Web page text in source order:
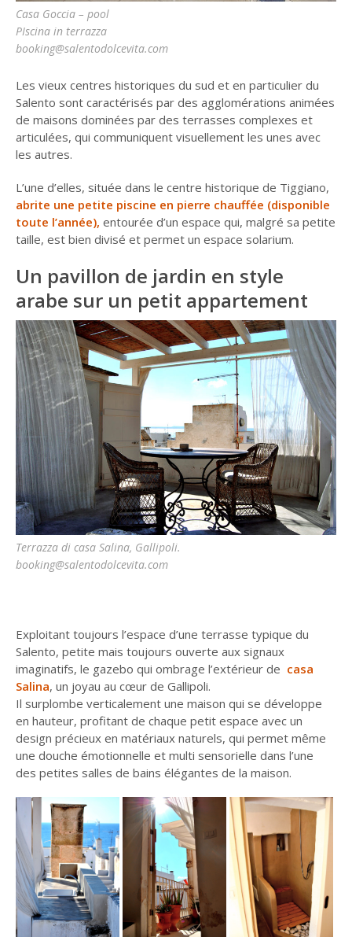
Casa Goccia – pool
PIscina in terrazza
booking@salentodolcevita.com
Les vieux centres historiques du sud et en particulier du
Salento sont caractérisés par des agglomérations animées
de maisons dominées par des terrasses complexes et
articulées, qui communiquent visuellement les unes avec
les autres.
L’une d’elles, située dans le centre historique de Tiggiano,
abrite une petite piscine en pierre chauffée (disponible
toute l’année), entourée d’un espace qui, malgré sa petite
taille, est bien divisé et permet un espace solarium.
Un pavillon de jardin en style
arabe sur un petit appartement
Terrazza di casa Salina, Gallipoli.
booking@salentodolcevita.com
Exploitant toujours l’espace d’une terrasse typique du
Salento, petite mais toujours ouverte aux signaux
imaginatifs, le gazebo qui ombrage l’extérieur de casa
Salina, un joyau au cœur de Gallipoli.
Il surplombe verticalement une maison qui se développe
en hauteur, profitant de chaque petit espace avec un
design précieux en matériaux naturels, qui permet même
une douche émotionnelle et multi sensorielle dans l’une
des petites salles de bains élégantes de la maison.